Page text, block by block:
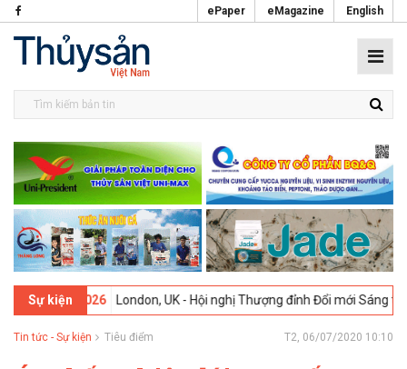
ePaper eMagazine English
Sự kiện
2026 London, UK - Hội nghị Thượng đỉnh Đổi mới Sáng tạo trong
Tin tức - Sự kiện Tiêu điểm T2, 06/07/2020 10:10